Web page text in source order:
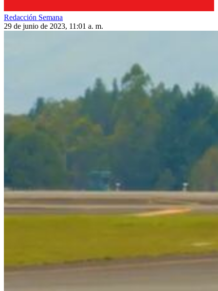
Redacción Semana
29 de junio de 2023, 11:01 a. m.